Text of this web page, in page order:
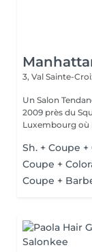
3, Val Sainte-
Un Salon
2009 près du
Luxembourg où
Sh. + Coupe
Coupe +
Coupe +